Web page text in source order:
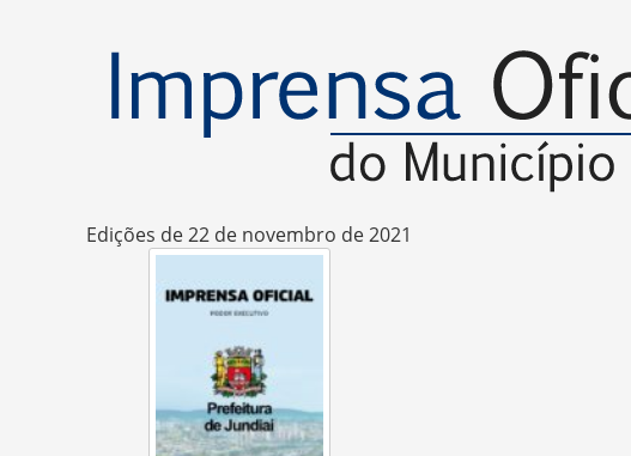
Edições de 22 de novembro de 2021